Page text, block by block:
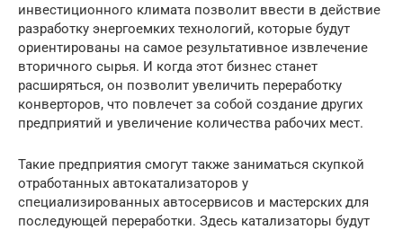
инвестиционного климата позволит ввести в действие
разработку энергоемких технологий, которые будут
ориентированы на самое результативное извлечение
вторичного сырья. И когда этот бизнес станет
расширяться, он позволит увеличить переработку
конверторов, что повлечет за собой создание других
предприятий и увеличение количества рабочих мест.
Такие предприятия смогут также заниматься скупкой
отработанных автокатализаторов у
специализированных автосервисов и мастерских для
последующей переработки. Здесь катализаторы будут